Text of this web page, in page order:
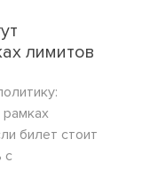
лимитов
билет стоит
с